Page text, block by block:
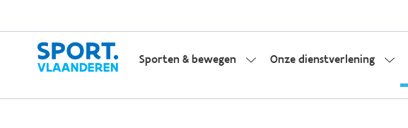
Sporten & bewegen Onze dienstverlening